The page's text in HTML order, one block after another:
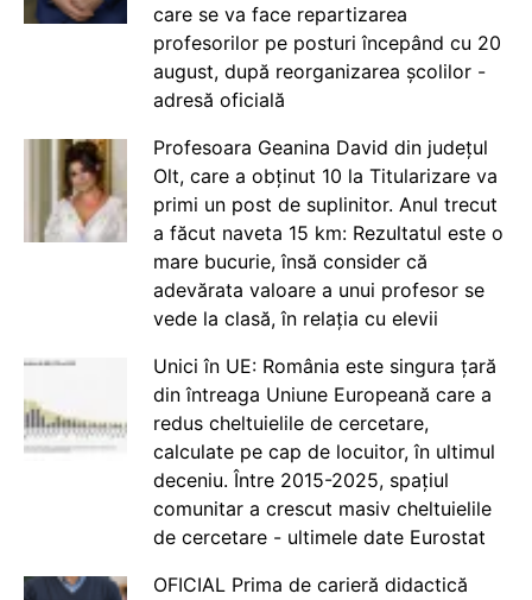
care se va face repartizarea
profesorilor pe posturi începând cu 20
august, după reorganizarea școlilor -
adresă oficială
Profesoara Geanina David din județul
Olt, care a obținut 10 la Titularizare va
primi un post de suplinitor. Anul trecut
a făcut naveta 15 km: Rezultatul este o
mare bucurie, însă consider că
adevărata valoare a unui profesor se
vede la clasă, în relația cu elevii
Unici în UE: România este singura țară
din întreaga Uniune Europeană care a
redus cheltuielile de cercetare,
calculate pe cap de locuitor, în ultimul
deceniu. Între 2015-2025, spațiul
comunitar a crescut masiv cheltuielile
de cercetare - ultimele date Eurostat
OFICIAL Prima de carieră didactică